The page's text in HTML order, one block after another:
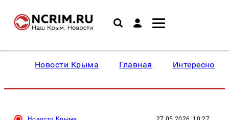
Новости Крыма Главная Интересное